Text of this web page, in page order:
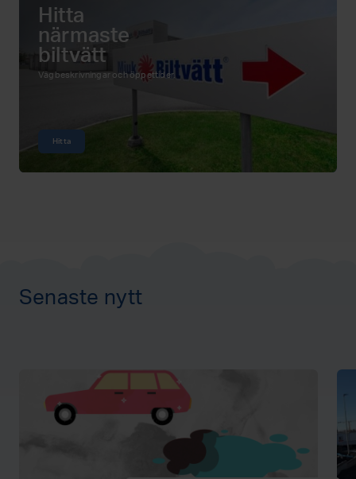
Hitta
närmaste
biltvätt
Vägbeskrivningar och öppettider.
Hitta
Senaste nytt